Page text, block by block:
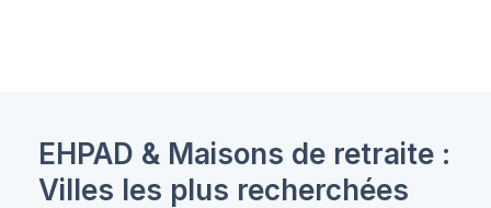
EHPAD & Maisons de retraite :
Villes les plus recherchées